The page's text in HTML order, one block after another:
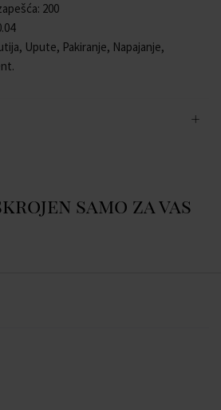
200
Upute, Pakiranje, Napajanje,
samo za vas